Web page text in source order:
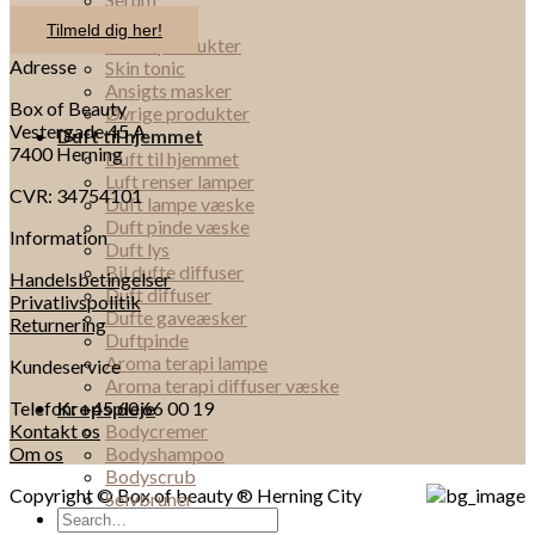
Øjencreme
Rense produkter
Skin tonic
Ansigts masker
Øvrige produkter
Duft til hjemmet
Duft til hjemmet
Luft renser lamper
Duft lampe væske
Duft pinde væske
Duft lys
Bil dufte diffuser
Duft diffuser
Dufte gaveæsker
Duftpinde
Aroma terapi lampe
Aroma terapi diffuser væske
Kropspleje
Bodycremer
Bodyshampoo
Bodyscrub
Selvbruner
Håndcremer
Tilmeld dig her!
Adresse
Box of Beauty
Vestergade 45 A
7400 Herning
CVR: 34754101
Information
Handelsbetingelser
Privatlivspolitik
Returnering
Kundeservice
Telefon: +45 60 66 00 19
Kontakt os
Om os
Copyright © Box of beauty ® Herning City
Search